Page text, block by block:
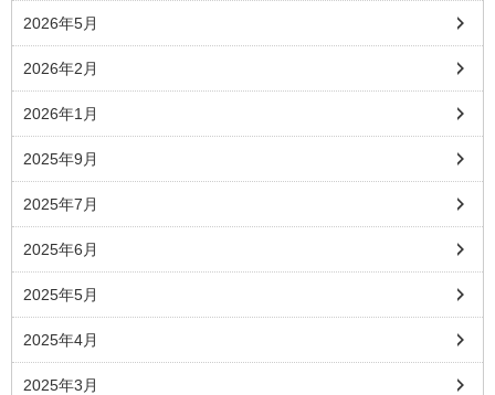
2026年5月
2026年2月
2026年1月
2025年9月
2025年7月
2025年6月
2025年5月
2025年4月
2025年3月